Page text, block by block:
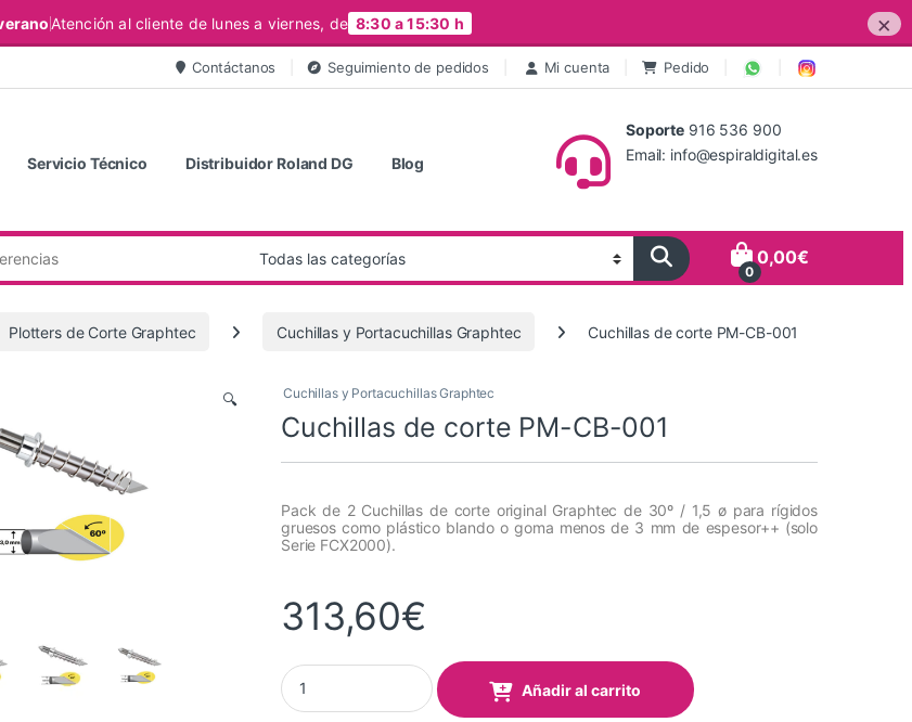
Atención al cliente de lunes a viernes, de 8:30 a 15:30 h ×
Contáctanos Seguimiento de pedidos Mi cuenta Pedido
Servicio Técnico Distribuidor Roland DG Blog
Soporte 916 536 900
Email: info@espiraldigital.es
0
0,00€
Plotters de Corte Graphtec Cuchillas y Portacuchillas Graphtec Cuchillas de corte PM-CB-001
🔍 Cuchillas y Portacuchillas Graphtec
Cuchillas de corte PM-CB-001
Pack de 2 Cuchillas de corte original Graphtec de 30º / 1,5 ø para rígidos
gruesos como plástico blando o goma menos de 3 mm de espesor++ (solo
Serie FCX2000).
313,60€
Cuchillas de corte PM-CB-001 quantity
Añadir al carrito